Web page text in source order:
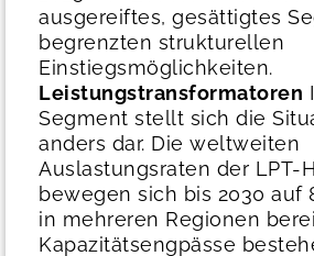
ausgereiftes, gesättigtes
begrenzten strukturellen
Einstiegsmöglichkeiten.
Leistungstransformatoren
Segment stellt sich die
anders dar. Die weltweiten
Auslastungsraten der LPT-
bewegen sich bis 2030 auf
in mehreren Regionen
Kapazitätsengpässe